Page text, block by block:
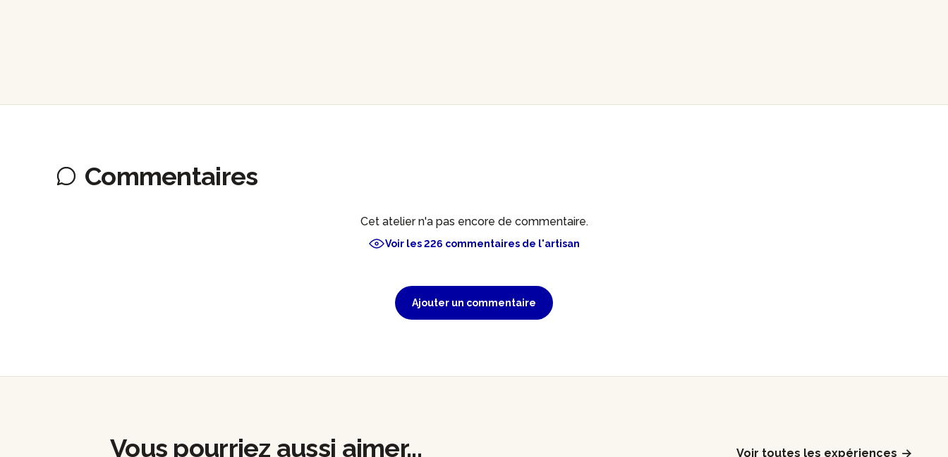
Commentaires
Cet atelier n'a pas encore de commentaire.
Voir les 226 commentaires de l'artisan
Ajouter un commentaire
Vous pourriez aussi aimer... Voir toutes les expériences